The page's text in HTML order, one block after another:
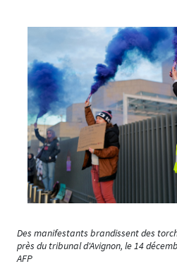
Des manifestants brandissent des
près du tribunal d'Avignon, le 14
AFP